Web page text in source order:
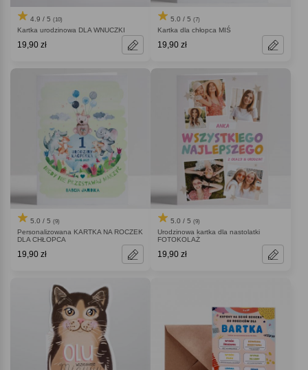
4.9 / 5 (10)
Kartka urodzinowa DLA WNUCZKI
19,90 zł
5.0 / 5 (7)
Kartka dla chłopca MIŚ
19,90 zł
5.0 / 5 (9)
Personalizowana KARTKA NA ROCZEK
DLA CHŁOPCA
19,90 zł
5.0 / 5 (9)
Urodzinowa kartka dla nastolatki
FOTOKOLAŻ
19,90 zł